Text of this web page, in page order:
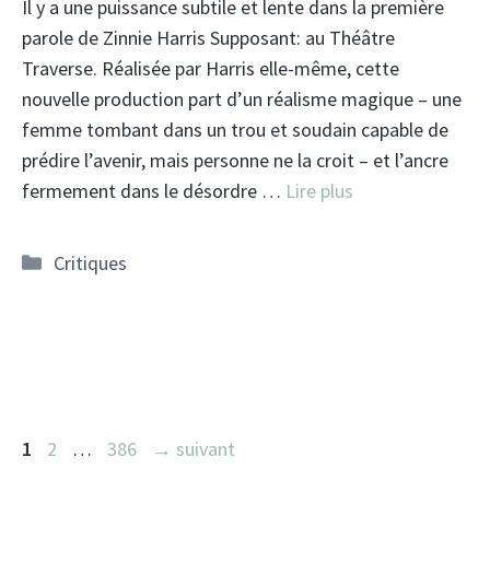
Il y a une puissance subtile et lente dans la première
parole de Zinnie Harris Supposant: au Théâtre
Traverse. Réalisée par Harris elle-même, cette
nouvelle production part d’un réalisme magique – une
femme tombant dans un trou et soudain capable de
prédire l’avenir, mais personne ne la croit – et l’ancre
fermement dans le désordre … Lire plus
Catégories
Critiques
Page
1 Page
2 … Page
386 → suivant